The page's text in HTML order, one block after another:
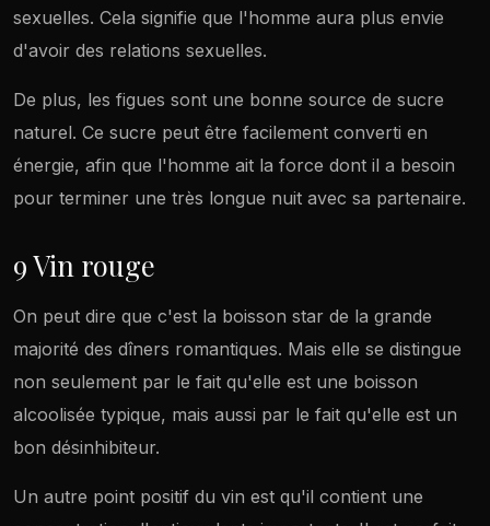
sexuelles. Cela signifie que l'homme aura plus envie
d'avoir des relations sexuelles.
De plus, les figues sont une bonne source de sucre
naturel. Ce sucre peut être facilement converti en
énergie, afin que l'homme ait la force dont il a besoin
pour terminer une très longue nuit avec sa partenaire.
9 Vin rouge
On peut dire que c'est la boisson star de la grande
majorité des dîners romantiques. Mais elle se distingue
non seulement par le fait qu'elle est une boisson
alcoolisée typique, mais aussi par le fait qu'elle est un
bon désinhibiteur.
Un autre point positif du vin est qu'il contient une